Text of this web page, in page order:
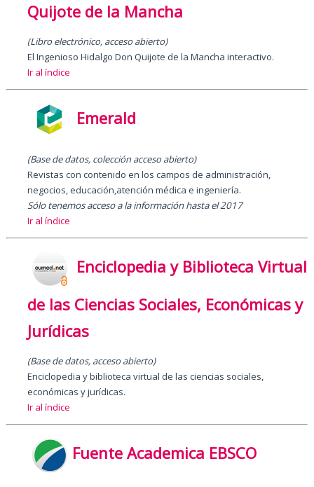
Quijote de la Mancha
(Libro electrónico, acceso abierto)
El Ingenioso Hidalgo Don Quijote de la Mancha interactivo.
Ir al índice
Emerald
(Base de datos, colección acceso abierto)
Revistas con contenido en los campos de administración,
negocios, educación,atención médica e ingeniería.
Sólo tenemos acceso a la información hasta el 2017
Ir al índice
Enciclopedia y Biblioteca Virtual
de las Ciencias Sociales, Económicas y
Jurídicas
(Base de datos, acceso abierto)
Enciclopedia y biblioteca virtual de las ciencias sociales,
económicas y jurídicas.
Ir al índice
Fuente Academica EBSCO